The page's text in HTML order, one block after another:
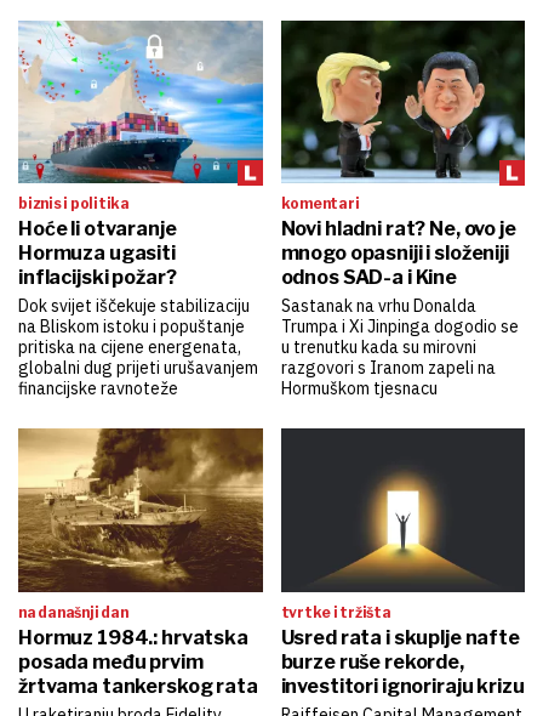
biznis i politika
Hoće li otvaranje
Hormuza ugasiti
inflacijski požar?
Dok svijet iščekuje stabilizaciju
na Bliskom istoku i popuštanje
pritiska na cijene energenata,
globalni dug prijeti urušavanjem
financijske ravnoteže
komentari
Novi hladni rat? Ne, ovo je
mnogo opasniji i složeniji
odnos SAD-a i Kine
Sastanak na vrhu Donalda
Trumpa i Xi Jinpinga dogodio se
u trenutku kada su mirovni
razgovori s Iranom zapeli na
Hormuškom tjesnacu
na današnji dan
Hormuz 1984.: hrvatska
posada među prvim
žrtvama tankerskog rata
tvrtke i tržišta
Usred rata i skuplje nafte
burze ruše rekorde,
investitori ignoriraju krizu